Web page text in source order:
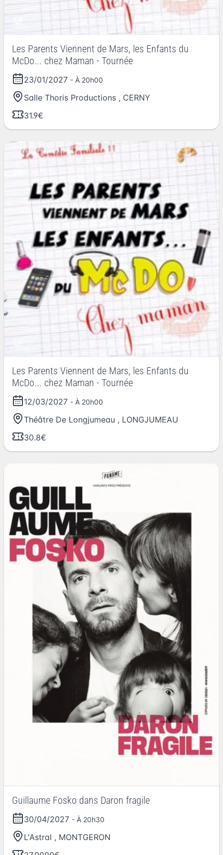
Les Parents Viennent de Mars, les Enfants du
McDo... chez Maman - Tournée
23/01/2027 - À 20h00
Salle Thoris Productions , CERNY
31.9€
Les Parents Viennent de Mars, les Enfants du
McDo... chez Maman - Tournée
12/03/2027 - À 20h00
Théâtre De Longjumeau , LONGJUMEAU
30.8€
Guillaume Fosko dans Daron fragile
30/04/2027 - À 20h30
L'Astral , MONTGERON